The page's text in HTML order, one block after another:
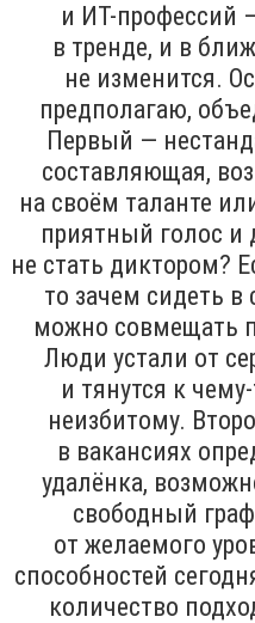
и ИТ-профессий
в тренде, и в
не изменится.
предполагаю,
Первый —
составляющая,
на своём таланте
приятный голос и
не стать диктором?
то зачем сидеть в
можно совмещать
Люди устали от
и тянутся к
неизбитому.
в вакансиях
удалёнка,
свободный
от желаемого
способностей
количество